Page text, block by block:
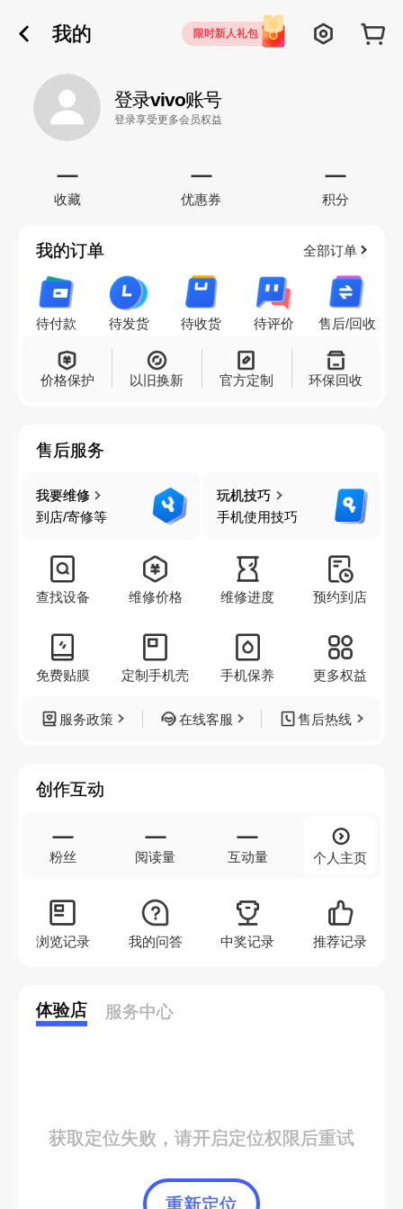
我的 限时新人礼包
登录vivo账号
登录享受更多会员权益
—
收藏
—
优惠券
—
积分
我的订单 全部订单
待付款 待发货 待收货 待评价 售后/回收
价格保护 以旧换新 官方定制 环保回收
售后服务
我要维修
到店/寄修等
玩机技巧
手机使用技巧
查找设备 维修价格 维修进度 预约到店
免费贴膜 定制手机壳 手机保养 更多权益
服务政策 在线客服 售后热线
创作互动
—
粉丝
—
阅读量
—
互动量 个人主页
浏览记录 我的问答 中奖记录 推荐记录
体验店 服务中心
获取定位失败，请开启定位权限后重试
重新定位